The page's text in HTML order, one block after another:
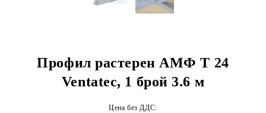
Профил растерен АМФ Т 24
Ventatec, 1 брой 3.6 м
Цена без ДДС: